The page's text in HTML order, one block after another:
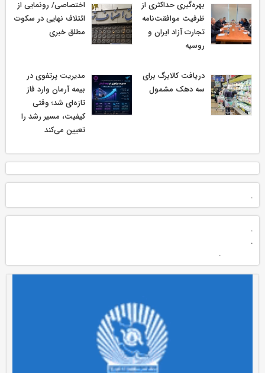
بهره‌گیری حداکثری از
ظرفیت موافقت‌نامه
تجارت آزاد ایران و
روسیه
اختصاصی/ رونمایی از
ائتلاف‌ نهایی در سکوت
مطلق خبری
دریافت کالابرگ برای
سه دهک مشمول
مدیریت پرتفوی در
بیمه آرمان وارد فاز
تازه‌ای شد؛ وقتی
کیفیت، مسیر رشد را
تعیین می‌کند
.
.
.
.